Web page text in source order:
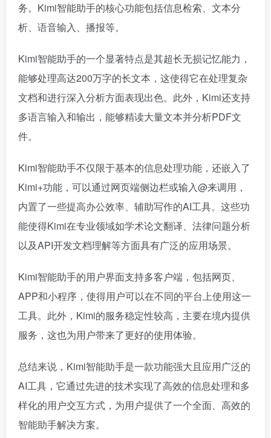
务。Kimi智能助手的核心功能包括信息检索、文本分
析、语音输入、播报等。
Kimi智能助手的一个显著特点是其超长无损记忆能力，
能够处理高达200万字的长文本，这使得它在处理复杂
文档和进行深入分析方面表现出色。此外，Kimi还支持
多语言输入和输出，能够精读大量文本并分析PDF文
件。
Kimi智能助手不仅限于基本的信息处理功能，还嵌入了
Kimi+功能，可以通过网页端侧边栏或输入@来调用，
内置了一些提高办公效率、辅助写作的AI工具。这些功
能使得Kimi在专业领域如学术论文翻译、法律问题分析
以及API开发文档理解等方面具有广泛的应用场景。
Kimi智能助手的用户界面支持多客户端，包括网页、
APP和小程序，使得用户可以在不同的平台上使用这一
工具。此外，Kimi的服务稳定性较高，主要在境内提供
服务，这也为用户带来了更好的使用体验。
总结来说，Kimi智能助手是一款功能强大且应用广泛的
AI工具，它通过先进的技术实现了高效的信息处理和多
样化的用户交互方式，为用户提供了一个全面、高效的
智能助手解决方案。